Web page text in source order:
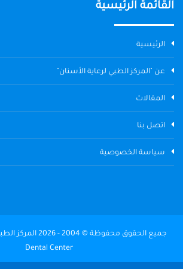
القائمة الرئيسية
الرئيسية
عن "المركز الطبي لرعاية الأسنان"
المقالات
اتصل بنا
سياسة الخصوصية
Dental Center